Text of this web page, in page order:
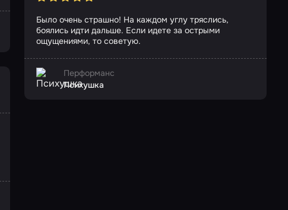
Было очень страшно! На каждом углу тряслись,
боялись идти дальше. Если идете за острыми
ощущениями, то советую.
Перформанс
Психушка